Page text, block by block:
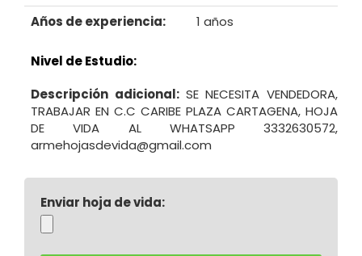
Años de experiencia:
1 años
Nivel de Estudio:
Descripción adicional: SE NECESITA VENDEDORA,
TRABAJAR EN C.C CARIBE PLAZA CARTAGENA, HOJA
DE VIDA AL WHATSAPP 3332630572,
armehojasdevida@gmail.com
Enviar hoja de vida: